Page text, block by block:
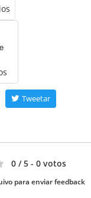
Tweetar
0 / 5 - 0 votos
para enviar feedback